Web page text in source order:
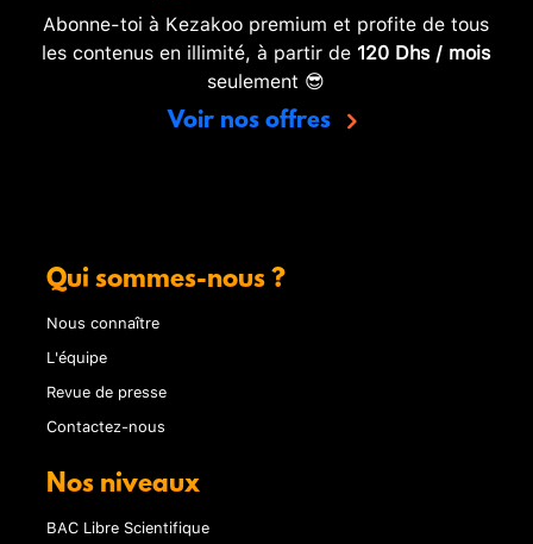
Abonne-toi à Kezakoo premium et profite de tous
les contenus en illimité, à partir de 120 Dhs / mois
seulement 😎
Voir nos offres
Qui sommes-nous ?
Nous connaître
L'équipe
Revue de presse
Contactez-nous
Nos niveaux
BAC Libre Scientifique